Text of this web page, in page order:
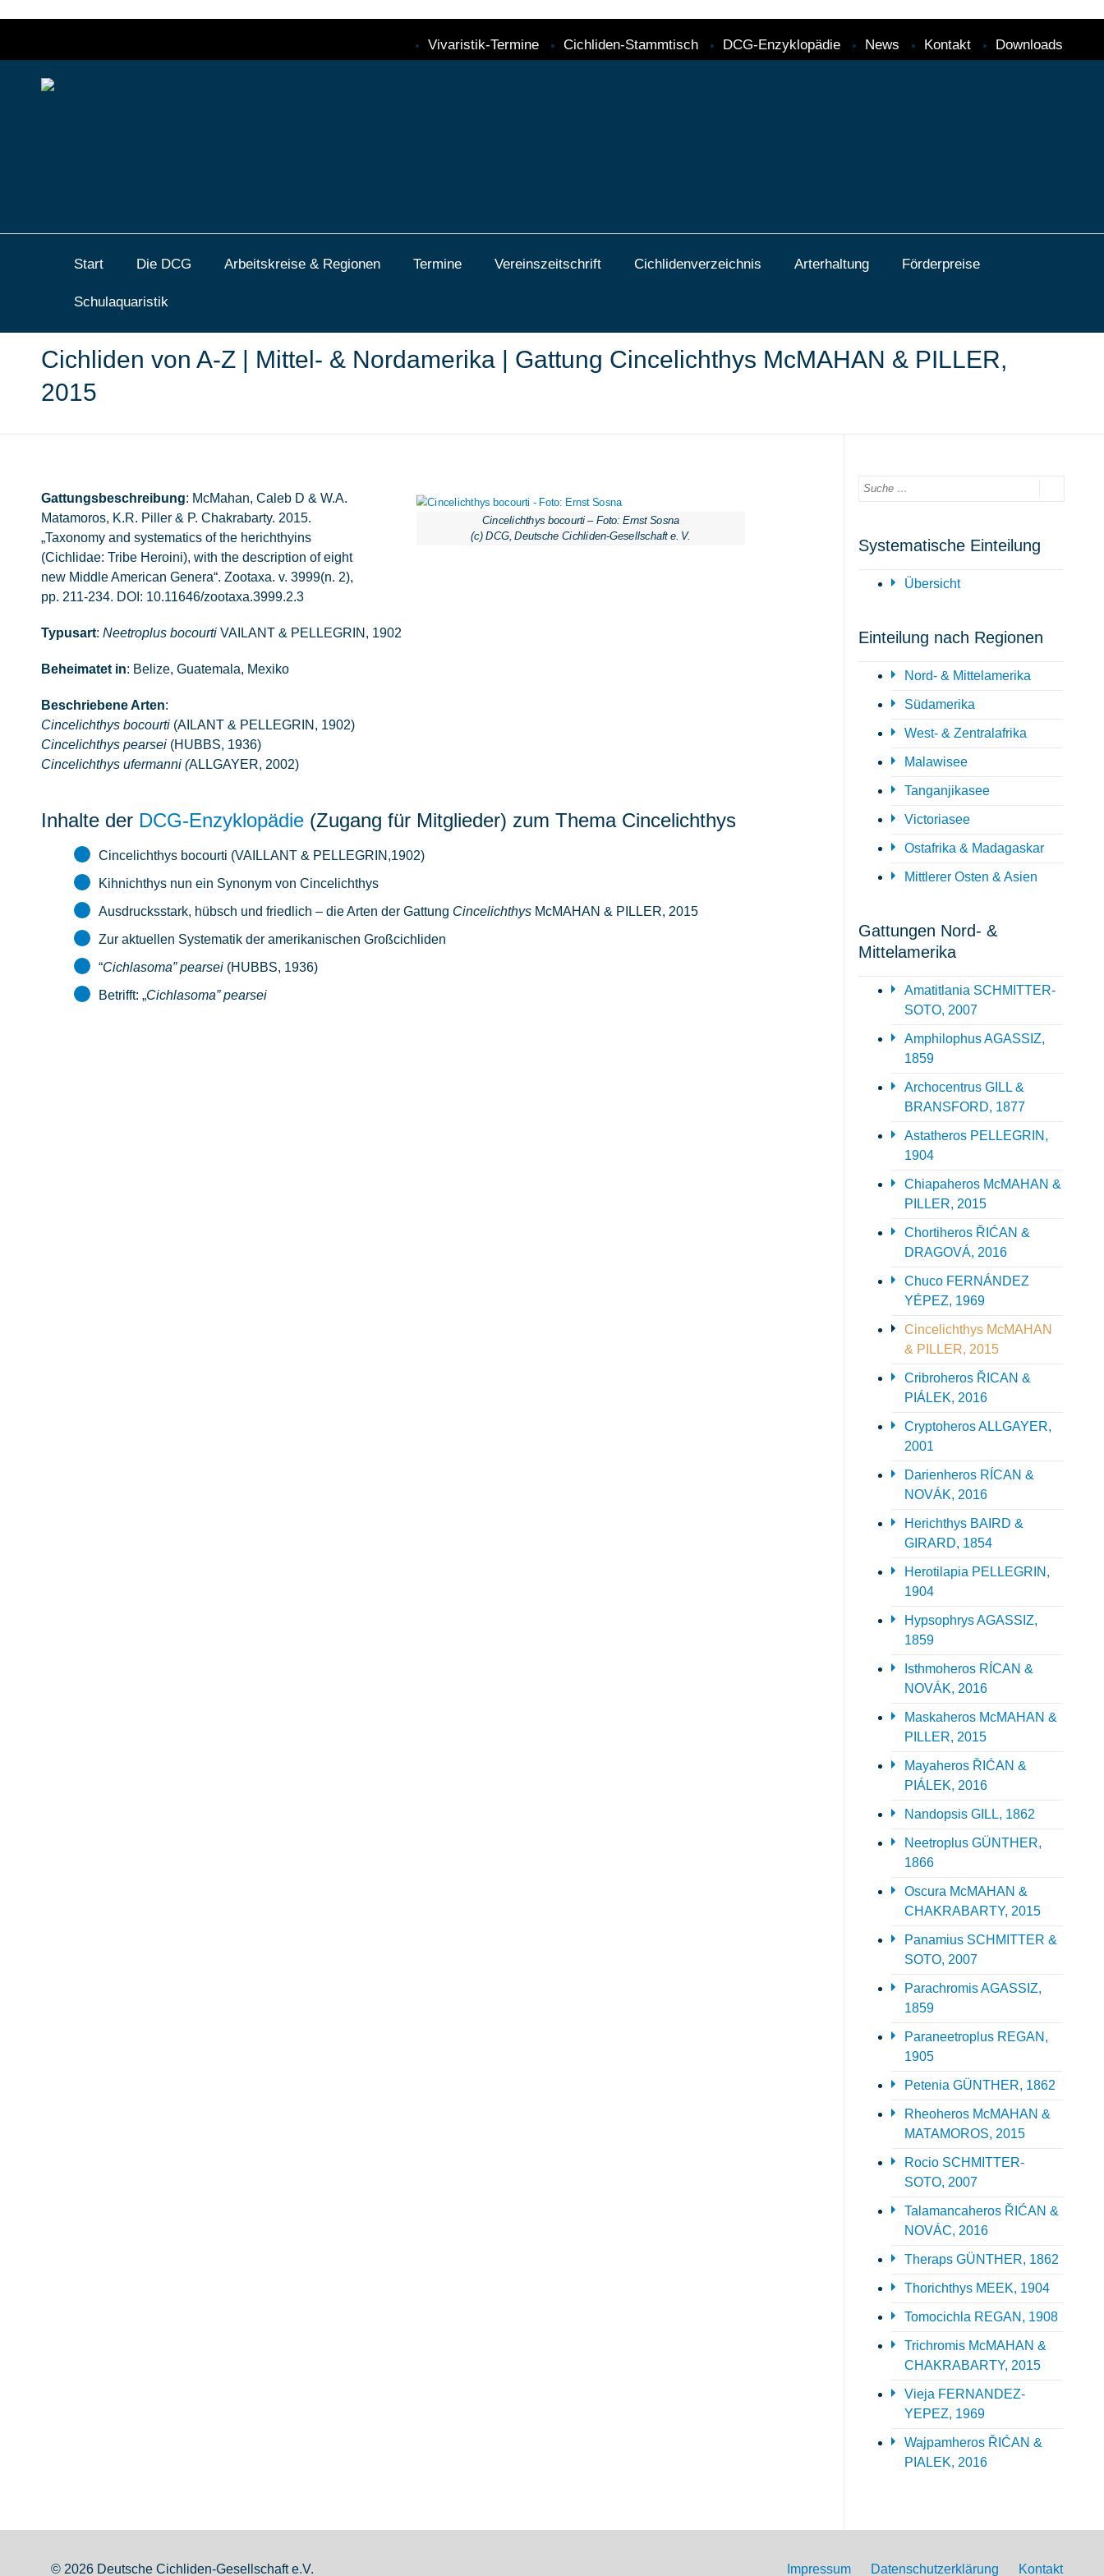
Vivaristik-Termine Cichliden-Stammtisch DCG-Enzyklopädie News Kontakt Downloads
Start Die DCG Arbeitskreise & Regionen Termine Vereinszeitschrift Cichlidenverzeichnis Arterhaltung Förderpreise
Schulaquaristik
Cichliden von A-Z | Mittel- & Nordamerika | Gattung Cincelichthys McMAHAN & PILLER,
2015
Cincelichthys bocourti – Foto: Ernst Sosna
(c) DCG, Deutsche Cichliden-Gesellschaft e. V.
Gattungsbeschreibung: McMahan, Caleb D & W.A.
Matamoros, K.R. Piller & P. Chakrabarty. 2015.
„Taxonomy and systematics of the herichthyins
(Cichlidae: Tribe Heroini), with the description of eight
new Middle American Genera“. Zootaxa. v. 3999(n. 2),
pp. 211-234. DOI: 10.11646/zootaxa.3999.2.3
Typusart: Neetroplus bocourti VAILANT & PELLEGRIN, 1902
Beheimatet in: Belize, Guatemala, Mexiko
Beschriebene Arten:
Cincelichthys bocourti (AILANT & PELLEGRIN, 1902)
Cincelichthys pearsei (HUBBS, 1936)
Cincelichthys ufermanni (ALLGAYER, 2002)
Inhalte der DCG-Enzyklopädie (Zugang für Mitglieder) zum Thema Cincelichthys
Cincelichthys bocourti (VAILLANT & PELLEGRIN,1902)
Kihnichthys nun ein Synonym von Cincelichthys
Ausdrucksstark, hübsch und friedlich – die Arten der Gattung Cincelichthys McMAHAN & P ILLER, 2015
Zur aktuellen Systematik der amerikanischen Großcichliden
“Cichlasoma” pearsei (HUBBS, 1936)
Betrifft: „Cichlasoma” pearsei
Systematische Einteilung
Übersicht
Einteilung nach Regionen
Nord- & Mittelamerika
Südamerika
West- & Zentralafrika
Malawisee
Tanganjikasee
Victoriasee
Ostafrika & Madagaskar
Mittlerer Osten & Asien
Gattungen Nord- &
Mittelamerika
Amatitlania SCHMITTER-
SOTO, 2007
Amphilophus AGASSIZ,
1859
Archocentrus GILL &
BRANSFORD, 1877
Astatheros PELLEGRIN,
1904
Chiapaheros McMAHAN &
PILLER, 2015
Chortiheros ŘIĆAN &
DRAGOVÁ, 2016
Chuco FERNÁNDEZ
YÉPEZ, 1969
Cincelichthys McMAHAN
& PILLER, 2015
Cribroheros ŘICAN &
PIÁLEK, 2016
Cryptoheros ALLGAYER,
2001
Darienheros RÍCAN &
NOVÁK, 2016
Herichthys BAIRD &
GIRARD, 1854
Herotilapia PELLEGRIN,
1904
Hypsophrys AGASSIZ,
1859
Isthmoheros RÍCAN &
NOVÁK, 2016
Maskaheros McMAHAN &
PILLER, 2015
Mayaheros ŘIĆAN &
PIÁLEK, 2016
Nandopsis GILL, 1862
Neetroplus GÜNTHER,
1866
Oscura McMAHAN &
CHAKRABARTY, 2015
Panamius SCHMITTER &
SOTO, 2007
Parachromis AGASSIZ,
1859
Paraneetroplus REGAN,
1905
Petenia GÜNTHER, 1862
Rheoheros McMAHAN &
MATAMOROS, 2015
Rocio SCHMITTER-
SOTO, 2007
Talamancaheros ŘIĆAN &
NOVÁC, 2016
Theraps GÜNTHER, 1862
Thorichthys MEEK, 1904
Tomocichla REGAN, 1908
Trichromis McMAHAN &
CHAKRABARTY, 2015
Vieja FERNANDEZ-
YEPEZ, 1969
Wajpamheros ŘIĆAN &
PIALEK, 2016
Impressum Datenschutzerklärung Kontakt
© 2026 Deutsche Cichliden-Gesellschaft e.V.